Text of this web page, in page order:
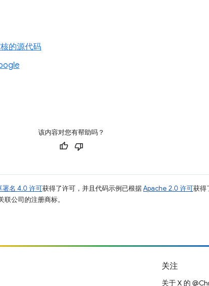
的源代码
该内容对您有帮助吗？
署名 4.0 许可获得了许可，并且代码示例已根据Apache 2.0 许可获得
公司的注册商标。
关注
关于 X 的